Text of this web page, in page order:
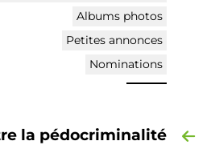
Albums photos
Petites annonces
Nominations
la pédocriminalité